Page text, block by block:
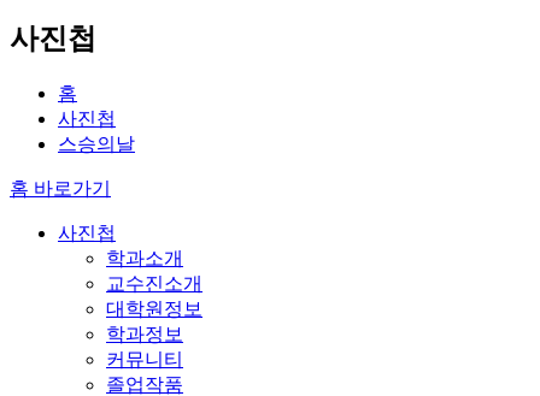
사진첩
홈
사진첩
스승의날
홈 바로가기
사진첩
학과소개
교수진소개
대학원정보
학과정보
커뮤니티
졸업작품